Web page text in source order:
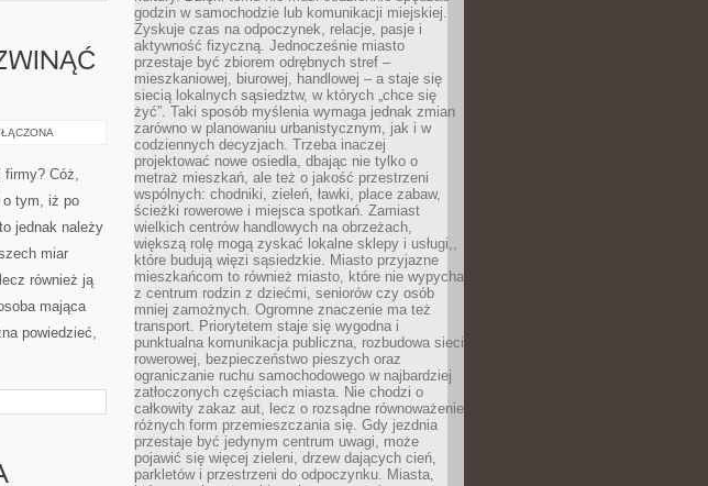
firmy? Cóż,
tym, iż po
jednak należy
miar
również ją
mająca
powiedzieć,
godzin w samochodzie lub komunikacji miejskiej.
Zyskuje czas na odpoczynek, relacje, pasje i
aktywność fizyczną. Jednocześnie miasto
przestaje być zbiorem odrębnych stref –
mieszkaniowej, biurowej, handlowej – a staje się
siecią lokalnych sąsiedztw, w których „chce się
żyć”. Taki sposób myślenia wymaga jednak zmian
zarówno w planowaniu urbanistycznym, jak i w
codziennych decyzjach. Trzeba inaczej
projektować nowe osiedla, dbając nie tylko o
metraż mieszkań, ale też o jakość przestrzeni
wspólnych: chodniki, zieleń, ławki, place zabaw,
ścieżki rowerowe i miejsca spotkań. Zamiast
wielkich centrów handlowych na obrzeżach,
większą rolę mogą zyskać lokalne sklepy i usługi,,
które budują więzi sąsiedzkie. Miasto przyjazne
mieszkańcom to również miasto, które nie wypycha
z centrum rodzin z dziećmi, seniorów czy osób
mniej zamożnych. Ogromne znaczenie ma też
transport. Priorytetem staje się wygodna i
punktualna komunikacja publiczna, rozbudowa sieci
rowerowej, bezpieczeństwo pieszych oraz
ograniczanie ruchu samochodowego w najbardziej
zatłoczonych częściach miasta. Nie chodzi o
całkowity zakaz aut, lecz o rozsądne równoważenie
różnych form przemieszczania się. Gdy jezdnia
przestaje być jedynym centrum uwagi, może
pojawić się więcej zieleni, drzew dających cień,
parkletów i przestrzeni do odpoczynku. Miasta,